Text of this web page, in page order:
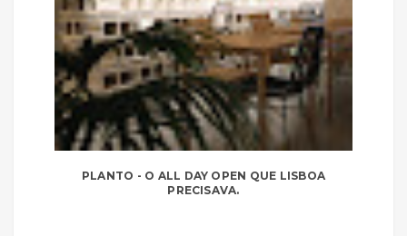
PLANTO - O ALL DAY OPEN QUE LISBOA
PRECISAVA.